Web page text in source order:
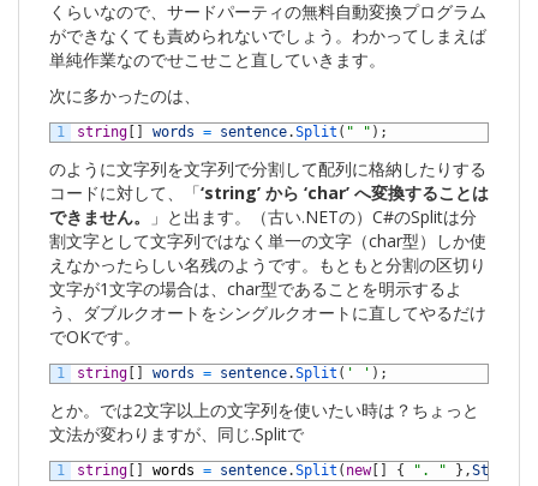
くらいなので、サードパーティの無料自動変換プログラム
ができなくても責められないでしょう。わかってしまえば
単純作業なのでせこせこと直していきます。
次に多かったのは、
1 string words = sentence.Split ( " " ) ;
のように文字列を文字列で分割して配列に格納したりする
コードに対して、「‘string’ から ‘char’ へ変換することは
できません。
」と出ます。（古い.NETの）C#のSplitは分
割文字として文字列ではなく単一の文字（char型）しか使
えなかったらしい名残のようです。もともと分割の区切り
文字が1文字の場合は、char型であることを明示するよ
う、ダブルクオートをシングルクオートに直してやるだけ
でOKです。
1 string words = sentence.Split ( ' ' ) ;
とか。では2文字以上の文字列を使いたい時は？ちょっと
文法が変わりますが、同じ.Splitで
1 string words = sentence.Split ( new[ { ". " } ,